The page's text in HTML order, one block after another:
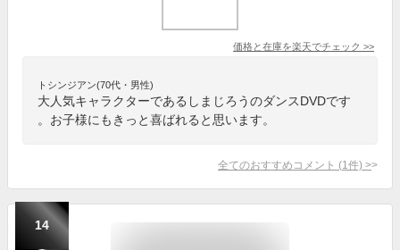
価格と在庫を楽天でチェック >>
トシンジアン(70代・男性)
大人気キャラクターであるしまじろうのダンスDVDです
。お子様にもきっと喜ばれると思います。
全てのおすすめコメント (1 件) >
14